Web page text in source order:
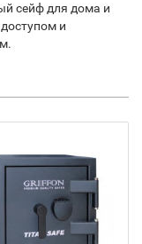
сейф для дома и
и